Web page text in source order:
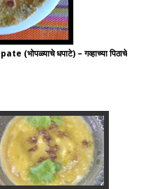
(भोपळ्याचे धपाटे) – गव्हाच्या पिठाचे